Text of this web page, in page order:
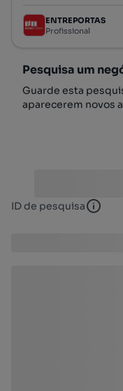
ENTREPORTAS
Profissional
Pesquisa um
Guarde esta
aparecerem novos
ID de pesquisa ID de